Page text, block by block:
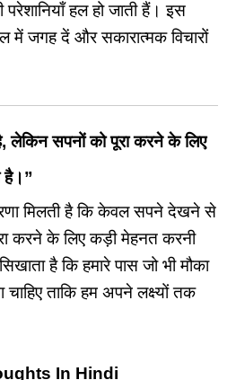
परेशानियाँ हल हो जाती हैं। इस
में जगह दें और सकारात्मक विचारों
लेकिन सपनों को पूरा करने के लिए
है।”
मिलती है कि केवल सपने देखने से
करने के लिए कड़ी मेहनत करनी
है कि हमारे पास जो भी मौका
चाहिए ताकि हम अपने लक्ष्यों तक
In Hindi